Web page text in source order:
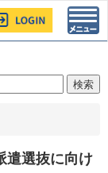
遣選抜に向け